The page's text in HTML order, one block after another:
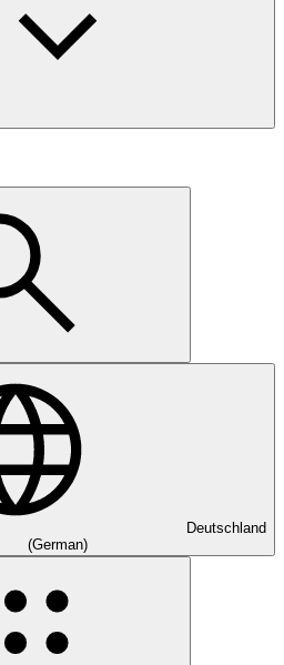
Deutschland
(German)